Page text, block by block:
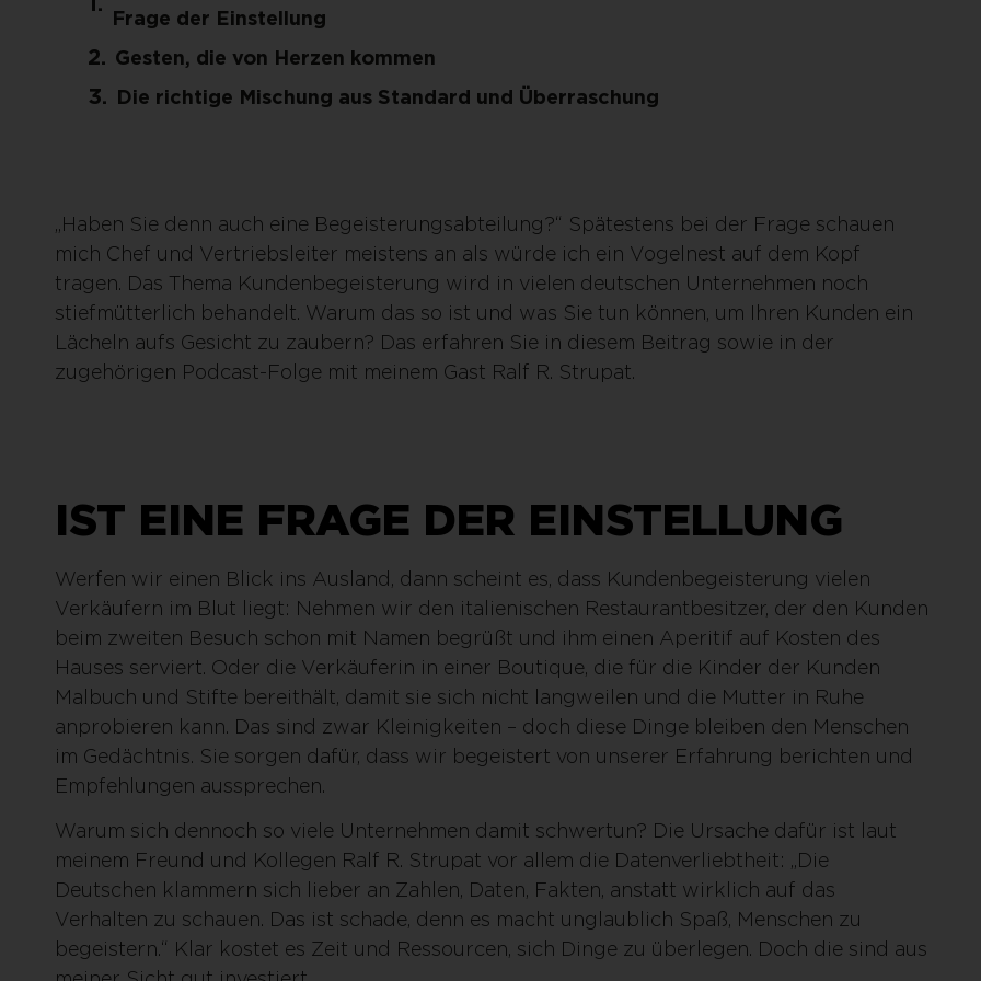
Frage der Einstellung
Gesten, die von Herzen kommen
Die richtige Mischung aus Standard und Überraschung
„Haben Sie denn auch eine Begeisterungsabteilung?“ Spätestens bei der Frage schauen
mich Chef und Vertriebsleiter meistens an als würde ich ein Vogelnest auf dem Kopf
tragen. Das Thema Kundenbegeisterung wird in vielen deutschen Unternehmen noch
stiefmütterlich behandelt. Warum das so ist und was Sie tun können, um Ihren Kunden ein
Lächeln aufs Gesicht zu zaubern? Das erfahren Sie in diesem Beitrag sowie in der
zugehörigen Podcast-Folge mit meinem Gast Ralf R. Strupat.
IST EINE FRAGE DER EINSTELLUNG
Werfen wir einen Blick ins Ausland, dann scheint es, dass Kundenbegeisterung vielen
Verkäufern im Blut liegt: Nehmen wir den italienischen Restaurantbesitzer, der den Kunden
beim zweiten Besuch schon mit Namen begrüßt und ihm einen Aperitif auf Kosten des
Hauses serviert. Oder die Verkäuferin in einer Boutique, die für die Kinder der Kunden
Malbuch und Stifte bereithält, damit sie sich nicht langweilen und die Mutter in Ruhe
anprobieren kann. Das sind zwar Kleinigkeiten – doch diese Dinge bleiben den Menschen
im Gedächtnis. Sie sorgen dafür, dass wir begeistert von unserer Erfahrung berichten und
Empfehlungen aussprechen.
Warum sich dennoch so viele Unternehmen damit schwertun? Die Ursache dafür ist laut
meinem Freund und Kollegen Ralf R. Strupat vor allem die Datenverliebtheit: „Die
Deutschen klammern sich lieber an Zahlen, Daten, Fakten, anstatt wirklich auf das
Verhalten zu schauen. Das ist schade, denn es macht unglaublich Spaß, Menschen zu
begeistern.“ Klar kostet es Zeit und Ressourcen, sich Dinge zu überlegen. Doch die sind aus